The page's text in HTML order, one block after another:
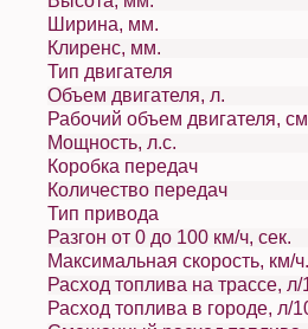
Ширина, мм.
Клиренс, мм.
Тип двигателя
Объем двигателя, л.
Рабочий объем
Мощность, л.с.
Коробка передач
Количество передач
Тип привода
Разгон от 0 до 100 км/ч, сек.
Максимальная скорость, км/ч.
Расход топлива на трассе, л/
Расход топлива в городе, л/